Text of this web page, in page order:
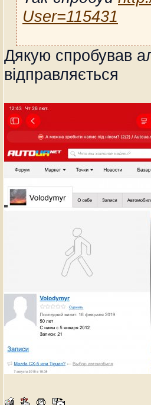
User=115431
Дякую спробував
відправляється